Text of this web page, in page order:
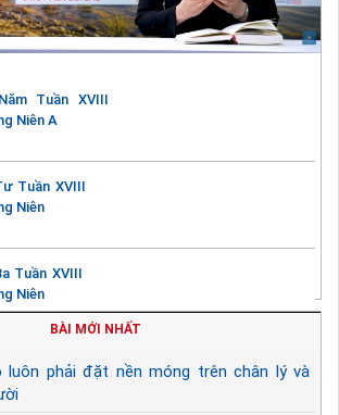
Tuần XVIII
Niên A
Tuần XVIII
Niên
Tuần XVIII
Niên
BÀI MỚI NHẤT
luôn phải đặt nền móng trên chân lý và